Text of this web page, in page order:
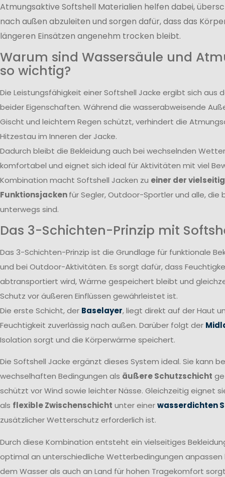
Atmungsaktive Softshell Materialien helfen dabei,
nach außen abzuleiten und sorgen dafür, dass das
längeren Einsätzen angenehm trocken bleibt.
Warum sind Wassersäule und
so wichtig?
Die Leistungsfähigkeit einer Softshell Jacke ergibt sich aus
beider Eigenschaften. Während die wasserabweisende
Gischt und leichtem Regen schützt, verhindert die
Hitzestau im Inneren der Jacke.
Dadurch bleibt die Bekleidung auch bei wechselnden
komfortabel und eignet sich ideal für Aktivitäten mit viel
Kombination macht Softshell Jacken zu einer der
Funktionsjackenfür Segler, Outdoor-Sportler und alle,
unterwegs sind.
Das 3-Schichten-Prinzip mit
Das 3-Schichten-Prinzip ist die Grundlage für funktionale
und bei Outdoor-Aktivitäten. Es sorgt dafür, dass
abtransportiert wird, Wärme gespeichert bleibt und
Schutz vor äußeren Einflüssen gewährleistet ist.
Die erste Schicht, der Baselayer, liegt direkt auf der Haut
Feuchtigkeit zuverlässig nach außen. Darüber folgt der
Isolation sorgt und die Körperwärme speichert.
Die Softshell Jacke ergänzt dieses System ideal. Sie kann
wechselhaften Bedingungen als äußere Schutzschicht
schützt vor Wind sowie leichter Nässe. Gleichzeitig eignet
als flexible Zwischenschicht unter einerwasserdichten
zusätzlicher Wetterschutz erforderlich ist.
Durch diese Kombination entsteht ein vielseitiges
optimal an unterschiedliche Wetterbedingungen anpassen
dem Wasser als auch an Land für hohen Tragekomfort